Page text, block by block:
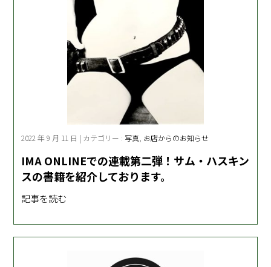
2022 年 9 月 11 日 | カテゴリー : 写真 お店からのお知らせ
IMA ONLINEでの連載第二弾！サム・ハスキン
スの書籍を紹介しております。
記事を読む